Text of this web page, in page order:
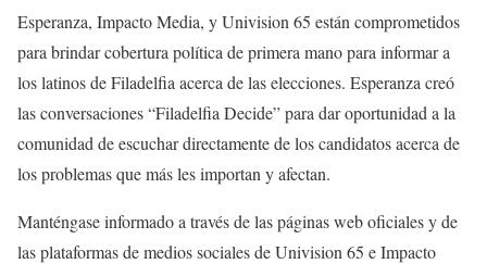
Esperanza, Impacto Media, y Univision 65 están comprometidos
para brindar cobertura política de primera mano para informar a
los latinos de Filadelfia acerca de las elecciones. Esperanza creó
las conversaciones “Filadelfia Decide” para dar oportunidad a la
comunidad de escuchar directamente de los candidatos acerca de
los problemas que más les importan y afectan.
Manténgase informado a través de las páginas web oficiales y de
las plataformas de medios sociales de Univision 65 e Impacto